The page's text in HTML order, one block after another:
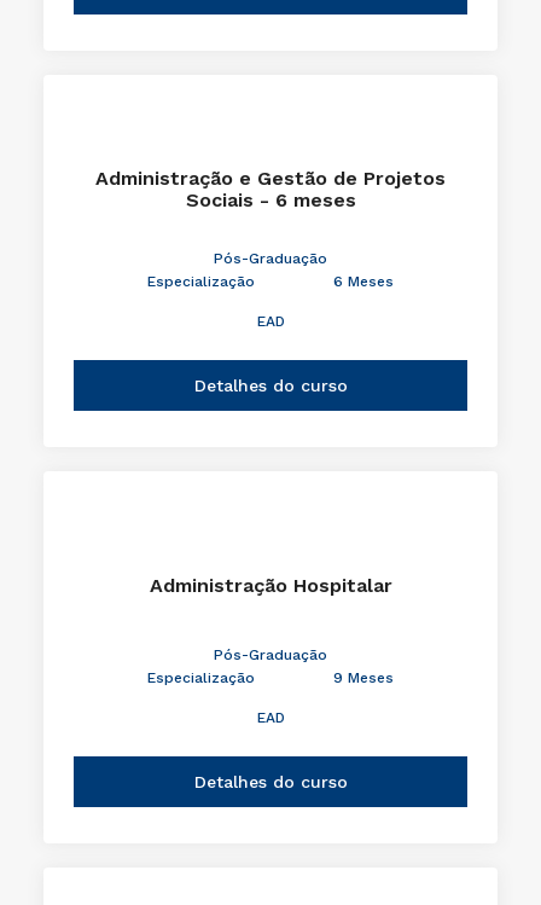
Administração e Gestão de Projetos
Sociais - 6 meses
Pós-Graduação
Especialização
6 Meses
EAD
Detalhes do curso
Administração Hospitalar
Pós-Graduação
Especialização
9 Meses
EAD
Detalhes do curso